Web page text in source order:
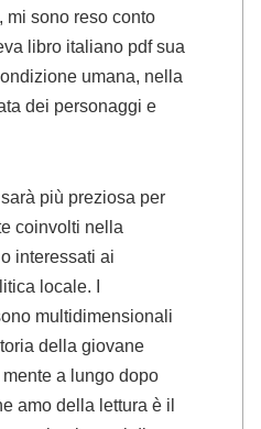
mi sono reso conto
libro italiano pdf sua
umana, nella
dei personaggi e
più preziosa per
coinvolti nella
interessati ai
locale. I
multidimensionali
della giovane
a lungo dopo
amo della lettura è il